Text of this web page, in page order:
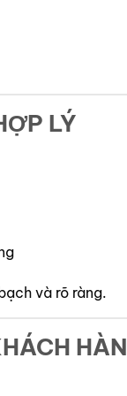
LÝ
và rõ ràng.